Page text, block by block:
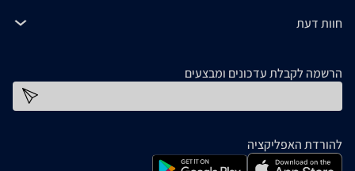
חוות דעת
הרשמה לקבלת עדכונים ומבצעים
להורדת האפליקציה